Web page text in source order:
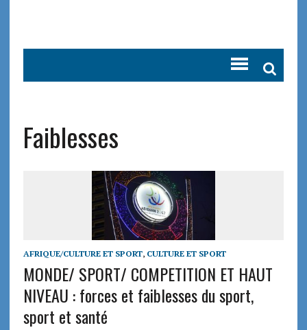
Faiblesses
AFRIQUE/CULTURE ET SPORT, CULTURE ET SPORT
MONDE/ SPORT/ COMPETITION ET HAUT
NIVEAU : forces et faiblesses du sport,
sport et santé